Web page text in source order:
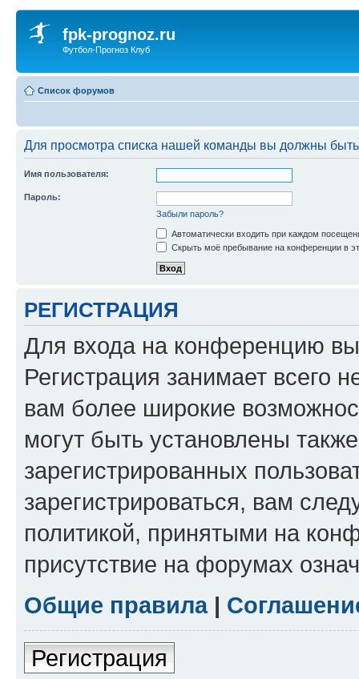
fpk-prognoz.ru
Футбол-Прогноз Клуб
Список форумов
Для просмотра списка нашей команды вы должны
Имя пользователя:
Пароль:
Забыли пароль?
Автоматически входить при каждом
Скрыть моё пребывание на конференции в
РЕГИСТРАЦИЯ
Для входа на конференцию
Регистрация занимает всего
вам более широкие
могут быть установлены
зарегистрированных
зарегистрироваться, вам
политикой, принятыми на
присутствие на форумах
Общие правила|
Регистрация